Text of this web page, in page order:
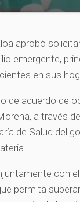
aprobó
emergente,
en sus
de acuerdo de
a través
de Salud del
con
permita